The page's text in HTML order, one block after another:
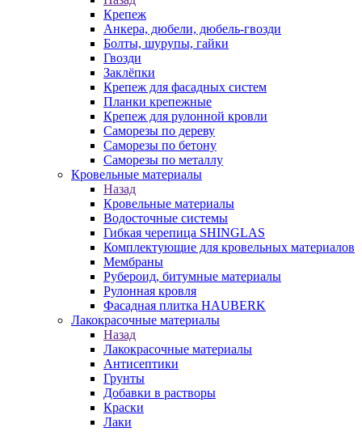
Крепеж
Анкера, дюбели, дюбель-гвозди
Болты, шурупы, гайки
Гвозди
Заклёпки
Крепеж для фасадных систем
Планки крепежные
Крепеж для рулонной кровли
Саморезы по дереву
Саморезы по бетону
Саморезы по металлу
Кровельные материалы
Назад
Кровельные материалы
Водосточные системы
Гибкая черепица SHINGLAS
Комплектующие для кровельных материалов
Мембраны
Рубероид, битумные материалы
Рулонная кровля
Фасадная плитка HAUBERK
Лакокрасочные материалы
Назад
Лакокрасочные материалы
Антисептики
Грунты
Добавки в растворы
Краски
Лаки